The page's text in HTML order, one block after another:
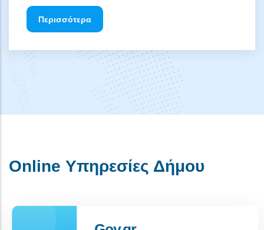
Περισσότερα
Online Υπηρεσίες Δήμου